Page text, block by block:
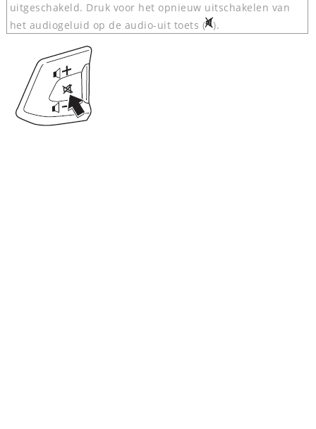
uitgeschakeld. Druk voor het opnieuw uitschakelen van
het audiogeluid op de audio-uit toets ( ).